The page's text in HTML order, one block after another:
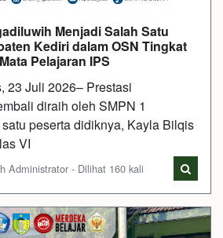
Menjadi Salah Satu
Kediri dalam OSN Tingkat
Pelajaran IPS
23 Juli 2026– Prestasi
diraih oleh SMPN 1
peserta didiknya, Kayla Bilqis
VI
Administrator - Dilihat 160 kali